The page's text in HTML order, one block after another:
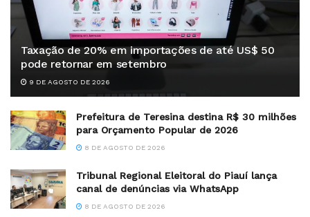
Taxação de 20% em importações de até US$ 50
pode retornar em setembro
9 DE AGOSTO DE 2026
Prefeitura de Teresina destina R$ 30 milhões
para Orçamento Popular de 2026
8 DE AGOSTO DE 2026
Tribunal Regional Eleitoral do Piauí lança
canal de denúncias via WhatsApp
8 DE AGOSTO DE 2026